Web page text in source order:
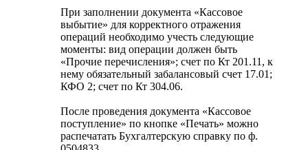
При заполнении документа «Кассовое
выбытие» для корректного отражения
операций необходимо учесть следующие
моменты: вид операции должен быть
«Прочие перечисления»; счет по Кт 201.11, к
нему обязательный забалансовый счет 17.01;
КФО 2; счет по Кт 304.06.
После проведения документа «Кассовое
поступление» по кнопке «Печать» можно
распечатать Бухгалтерскую справку по ф.